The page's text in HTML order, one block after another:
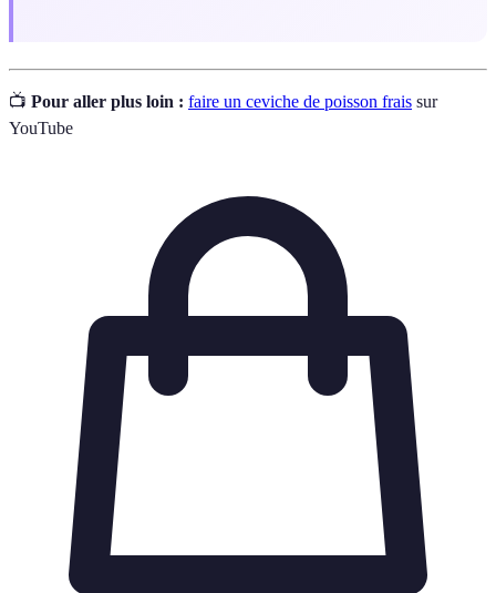
📺 Pour aller plus loin : faire un ceviche de poisson frais sur
YouTube